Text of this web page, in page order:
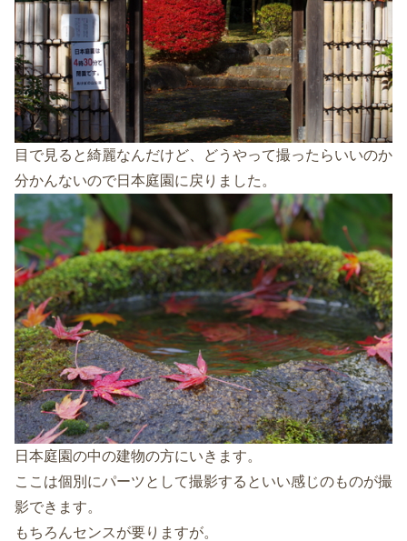
目で見ると綺麗なんだけど、どうやって撮ったらいいのか
分かんないので日本庭園に戻りました。
日本庭園の中の建物の方にいきます。
ここは個別にパーツとして撮影するといい感じのものが撮
影できます。
もちろんセンスが要りますが。